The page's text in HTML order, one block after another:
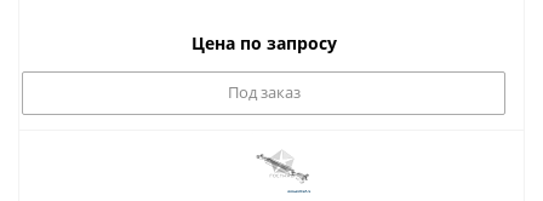
Цена по запросу
Под заказ